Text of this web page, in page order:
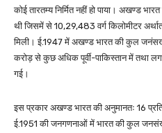
कोई तारतम्य निर्मित नहीं हो पाया। अखण्ड
थी जिसमें से 10,29,483 वर्ग किलोमीटर
मिली। ई.1947 में अखण्ड भारत की कुल
करोड़ से कुछ अधिक पूर्वी-पाकिस्तान में तथा
गई।
इस प्रकार अखण्ड भारत की अनुमानतः 16
ई.1951 की जनगणनाओं में भारत की कुल